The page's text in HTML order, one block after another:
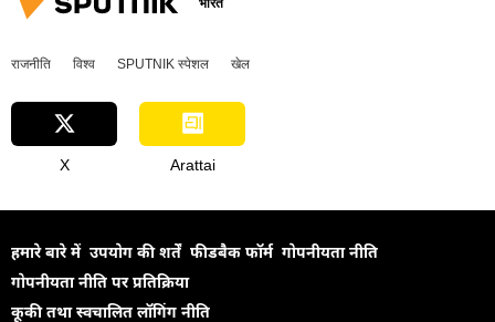
भारत
राजनीति विश्व SPUTNIK स्पेशल खेल
X Arattai
हमारे बारे में उपयोग की शर्तें फीडबैक फॉर्म गोपनीयता नीति
गोपनीयता नीति पर प्रतिक्रिया
कूकी तथा स्वचालित लॉगिंग नीति